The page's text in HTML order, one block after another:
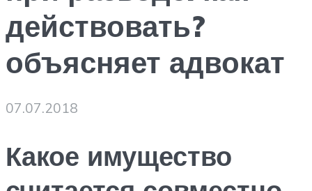
действовать?
объясняет адвокат
07.07.2018
Какое имущество